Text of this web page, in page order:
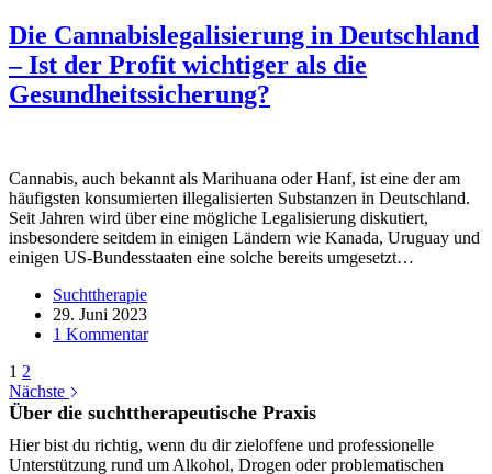
Die Cannabislegalisierung in Deutschland
– Ist der Profit wichtiger als die
Gesundheitssicherung?
Cannabis, auch bekannt als Marihuana oder Hanf, ist eine der am
häufigsten konsumierten illegalisierten Substanzen in Deutschland.
Seit Jahren wird über eine mögliche Legalisierung diskutiert,
insbesondere seitdem in einigen Ländern wie Kanada, Uruguay und
einigen US-Bundesstaaten eine solche bereits umgesetzt…
Suchttherapie
29. Juni 2023
1 Kommentar
1 2
Nächste
Über die suchttherapeutische Praxis
Hier bist du richtig, wenn du dir zieloffene und professionelle
Unterstützung rund um Alkohol, Drogen oder problematischen